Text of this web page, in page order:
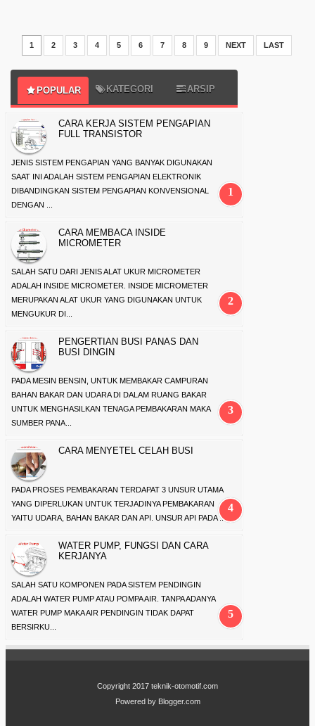
1 2 3 4 5 6 7 8 9 NEXT LAST
POPULAR KATEGORI ARSIP
CARA KERJA SISTEM PENGAPIAN
FULL TRANSISTOR
JENIS SISTEM PENGAPIAN YANG BANYAK DIGUNAKAN
SAAT INI ADALAH SISTEM PENGAPIAN ELEKTRONIK
DIBANDINGKAN SISTEM PENGAPIAN KONVENSIONAL
DENGAN ...
CARA MEMBACA INSIDE
MICROMETER
SALAH SATU DARI JENIS ALAT UKUR MICROMETER
ADALAH INSIDE MICROMETER. INSIDE MICROMETER
MERUPAKAN ALAT UKUR YANG DIGUNAKAN UNTUK
MENGUKUR DI...
PENGERTIAN BUSI PANAS DAN
BUSI DINGIN
PADA MESIN BENSIN, UNTUK MEMBAKAR CAMPURAN
BAHAN BAKAR DAN UDARA DI DALAM RUANG BAKAR
UNTUK MENGHASILKAN TENAGA PEMBAKARAN MAKA
SUMBER PANA...
CARA MENYETEL CELAH BUSI
PADA PROSES PEMBAKARAN TERDAPAT 3 UNSUR UTAMA
YANG DIPERLUKAN UNTUK TERJADINYA PEMBAKARAN
YAITU UDARA, BAHAN BAKAR DAN API. UNSUR API PADA ...
WATER PUMP, FUNGSI DAN CARA
KERJANYA
SALAH SATU KOMPONEN PADA SISTEM PENDINGIN
ADALAH WATER PUMP ATAU POMPA AIR. TANPA ADANYA
WATER PUMP MAKA AIR PENDINGIN TIDAK DAPAT
BERSIRKU...
Copyright 2017 teknik-otomotif.com
Powered by Blogger.com